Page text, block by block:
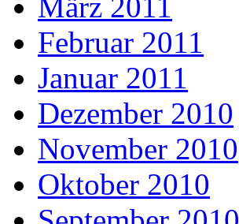
März 2011
Februar 2011
Januar 2011
Dezember 2010
November 2010
Oktober 2010